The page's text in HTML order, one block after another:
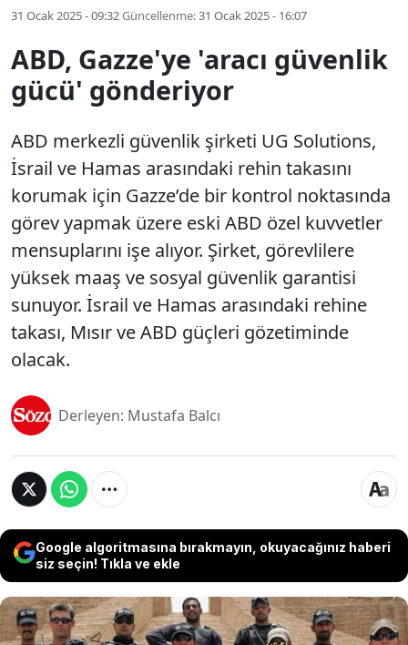
31 Ocak 2025 - 09:32Güncellenme:31 Ocak 2025 - 16:07
ABD, Gazze'ye 'aracı güvenlik
gücü' gönderiyor
ABD merkezli güvenlik şirketi UG Solutions,
İsrail ve Hamas arasındaki rehin takasını
korumak için Gazze’de bir kontrol noktasında
görev yapmak üzere eski ABD özel kuvvetler
mensuplarını işe alıyor. Şirket, görevlilere
yüksek maaş ve sosyal güvenlik garantisi
sunuyor. İsrail ve Hamas arasındaki rehine
takası, Mısır ve ABD güçleri gözetiminde
olacak.
Derleyen: Mustafa Balcı
Google algoritmasına bırakmayın, okuyacağınız haberi
siz seçin! Tıkla ve ekle
ABD merkezli güvenlik şirketi UG Solutions, İsrail